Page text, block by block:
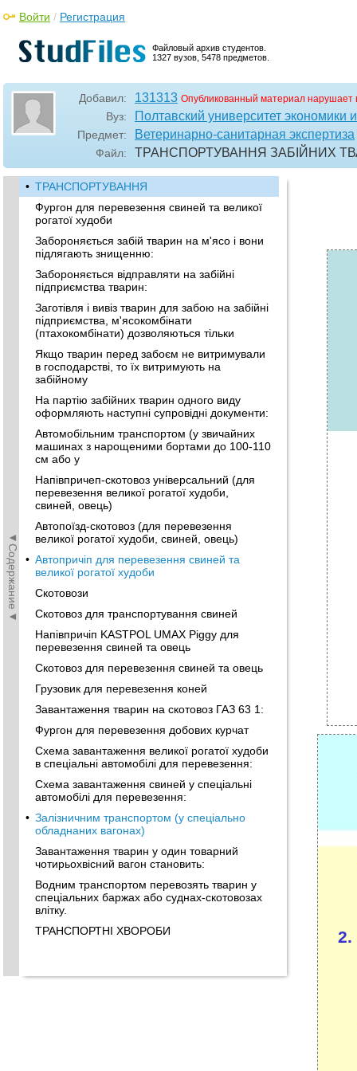
Файловый архив студентов.
1327 вузов, 5478 предметов.
Войти / Регистрация
Добавил: 131313 Опубликованный материал нарушает
Вуз: Полтавский университет экономики
Предмет: Ветеринарно-санитарная экспертиза
Файл: ТРАНСПОРТУВАННЯ ЗАБІЙНИХ
◄Содержание◄
• ТРАНСПОРТУВАННЯ
Фургон для перевезення свиней та великої
рогатої худоби
Забороняється забій тварин на м'ясо і вони
підлягають знищенню:
Забороняється відправляти на забійні
підприємства тварин:
Заготівля і вивіз тварин для забою на забійні
підприємства, м'ясокомбінати
(птахокомбінати) дозволяються тільки
Якщо тварин перед забоєм не витримували
в господарстві, то їх витримують на
забійному
На партію забійних тварин одного виду
оформляють наступні супровідні документи:
Автомобільним транспортом (у звичайних
машинах з нарощеними бортами до 100-110
см або у
Напівпричеп-скотовоз універсальний (для
перевезення великої рогатої худоби,
свиней, овець)
Автопоїзд-скотовоз (для перевезення
великої рогатої худоби, свиней, овець)
• Автопричіп для перевезення свиней та
великої рогатої худоби
Скотовози
Скотовоз для транспортування свиней
Напівпричіп KASTPOL UMAX Piggy для
перевезення свиней та овець
Скотовоз для перевезення свиней та овець
Грузовик для перевезення коней
Завантаження тварин на скотовоз ГАЗ 63 1:
Фургон для перевезення добових курчат
Схема завантаження великої рогатої худоби
в спеціальні автомобілі для перевезення:
Схема завантаження свиней у спеціальні
автомобілі для перевезення:
• Залізничним транспортом (у спеціально
обладнаних вагонах)
Завантаження тварин у один товарний
чотирьохвісний вагон становить:
Водним транспортом перевозять тварин у
спеціальних баржах або суднах-скотовозах
влітку.
ТРАНСПОРТНІ ХВОРОБИ